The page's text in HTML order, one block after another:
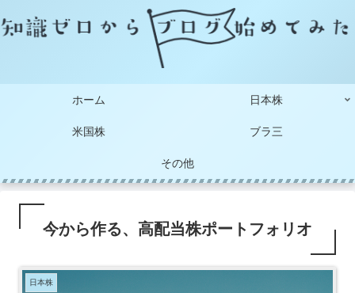
ホーム 日本株
米国株 ブラ三
その他
今から作る、高配当株ポートフォリオ
日本株